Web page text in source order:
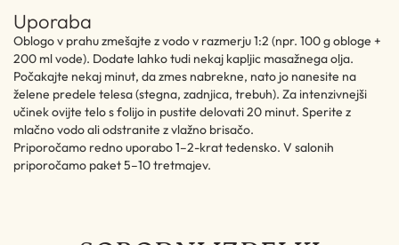
Uporaba
Oblogo v prahu zmešajte z vodo v razmerju 1:2 (npr. 100 g obloge +
200 ml vode). Dodate lahko tudi nekaj kapljic masažnega olja.
Počakajte nekaj minut, da zmes nabrekne, nato jo nanesite na
želene predele telesa (stegna, zadnjica, trebuh). Za intenzivnejši
učinek ovijte telo s folijo in pustite delovati 20 minut. Sperite z
mlačno vodo ali odstranite z vlažno brisačo.
Priporočamo redno uporabo 1–2-krat tedensko. V salonih
priporočamo paket 5–10 tretmajev.